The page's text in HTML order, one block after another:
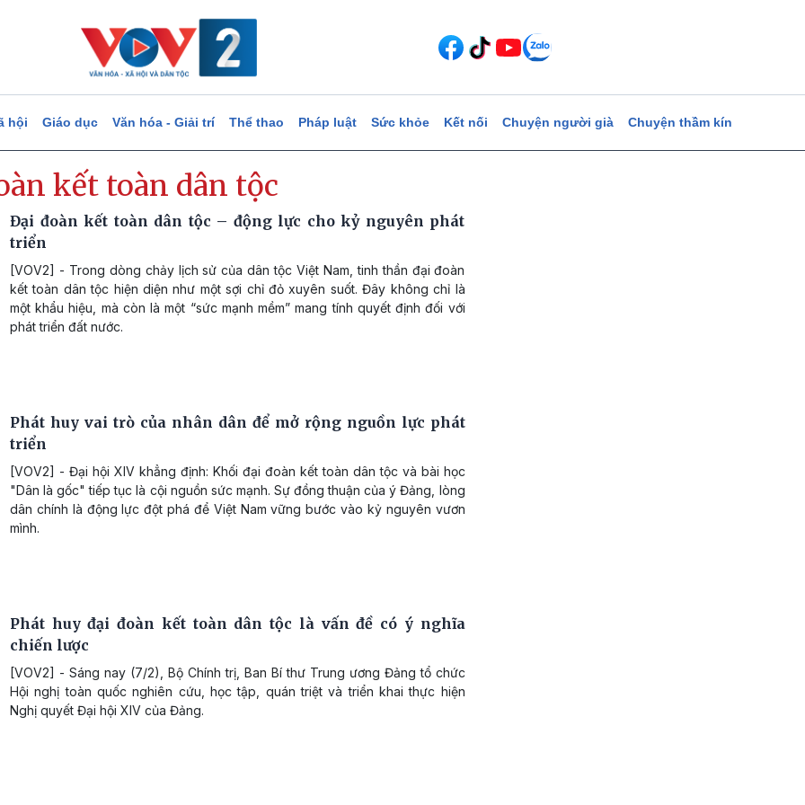
hội Giáo dục Văn hóa - Giải trí Thể thao Pháp luật Sức khỏe Kết nối Chuyện người già Chuyện thầm kín
kết toàn dân tộc
Đại đoàn kết toàn dân tộc – động lực cho kỷ nguyên phát
triển
[VOV2] - Trong dòng chảy lịch sử của dân tộc Việt Nam, tinh thần đại đoàn
kết toàn dân tộc hiện diện như một sợi chỉ đỏ xuyên suốt. Đây không chỉ là
một khẩu hiệu, mà còn là một “sức mạnh mềm” mang tính quyết định đối với
phát triển đất nước.
Phát huy vai trò của nhân dân để mở rộng nguồn lực phát
triển
[VOV2] - Đại hội XIV khẳng định: Khối đại đoàn kết toàn dân tộc và bài học
"Dân là gốc" tiếp tục là cội nguồn sức mạnh. Sự đồng thuận của ý Đảng, lòng
dân chính là động lực đột phá để Việt Nam vững bước vào kỷ nguyên vươn
mình.
Phát huy đại đoàn kết toàn dân tộc là vấn đề có ý nghĩa
chiến lược
[VOV2] - Sáng nay (7/2), Bộ Chính trị, Ban Bí thư Trung ương Đảng tổ chức
Hội nghị toàn quốc nghiên cứu, học tập, quán triệt và triển khai thực hiện
Nghị quyết Đại hội XIV của Đảng.